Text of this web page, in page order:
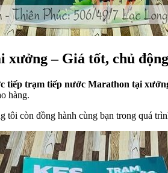
xưởng – Giá tốt, chủ
tiếp trạm tiếp nước Marathon tại
hàng.
tôi còn đồng hành cùng bạn trong quá